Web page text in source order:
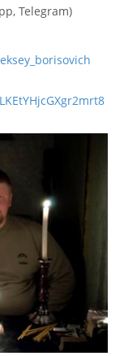
Telegram)